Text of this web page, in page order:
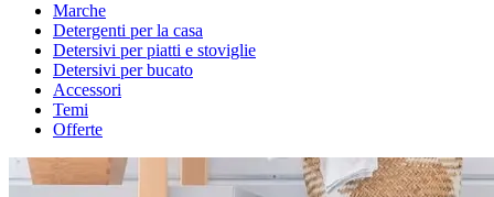
Marche
Detergenti per la casa
Detersivi per piatti e stoviglie
Detersivi per bucato
Accessori
Temi
Offerte